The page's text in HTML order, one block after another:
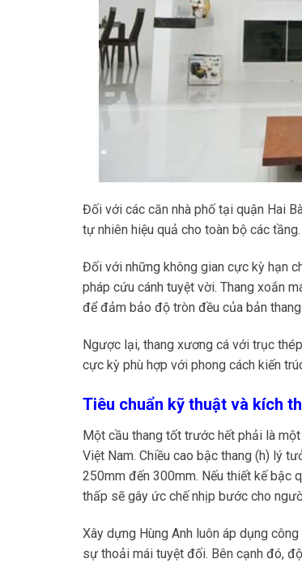
Đối với các căn nhà phố tại quận Hai
tự nhiên hiệu quả cho toàn bộ các tầng.
Đối với những không gian cực kỳ hạn
pháp cứu cánh tuyệt vời. Thang xoắn
để đảm bảo độ tròn đều của bản
Ngược lại, thang xương cá với trục
cực kỳ phù hợp với phong cách kiến
Tiêu chuẩn kỹ thuật và kích
Một cầu thang tốt trước hết phải là
Việt Nam. Chiều cao bậc thang (h) lý
250mm đến 300mm. Nếu thiết kế bậc
thấp sẽ gây ức chế nhịp bước cho
Xây dựng Hùng Anh luôn áp dụng
sự thoải mái tuyệt đối. Bên cạnh đó,